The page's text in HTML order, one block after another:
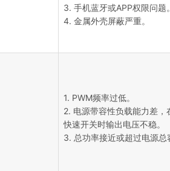
3. 手机蓝牙或APP权限问题
4. 金属外壳屏蔽严重。
1. PWM频率过低。
2. 电源带容性负载能力差，
快速开关时输出电压不稳。
3. 总功率接近或超过电源总